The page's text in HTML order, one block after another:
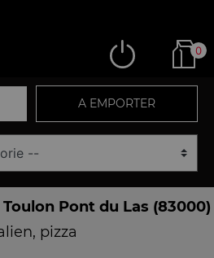
0
A EMPORTER
Pont du Las (83000)
pizza